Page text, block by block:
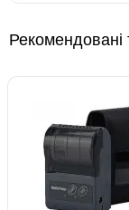
Рекомендовані